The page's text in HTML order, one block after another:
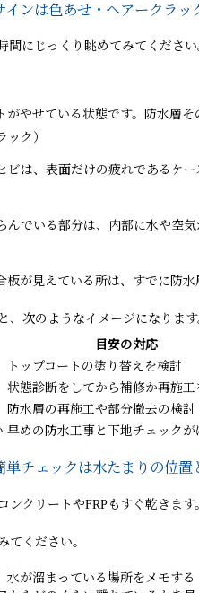
ンは色あせ・ヘアークラッ
間にじっくり眺めてみてくださ
やせている状態です。防水層
ック）
は、表面だけの疲れであるケ
でいる部分は、内部に水や空
が見えている所は、すでに防水
、次のようなイメージになります
目安の対応
トップコートの塗り替えを検討
状態診断をしてから補修か再施工
防水層の再施工や部分撤去の検討
早めの防水工事と下地チェックが
チェックは水たまりの位置
ンクリートやFRPもすぐ乾きま
てください。
水が溜まっている場所をメモする